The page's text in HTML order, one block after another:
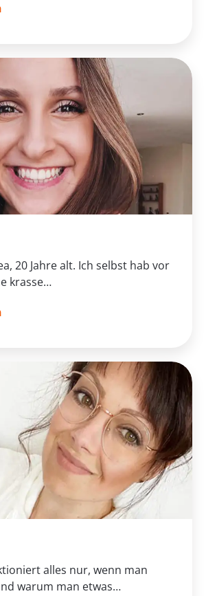
20 Jahre alt. Ich selbst hab vor
krasse…
alles nur, wenn man
warum man etwas…